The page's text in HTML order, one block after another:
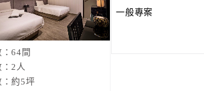
：64間
：2人
：約5坪
一般專案